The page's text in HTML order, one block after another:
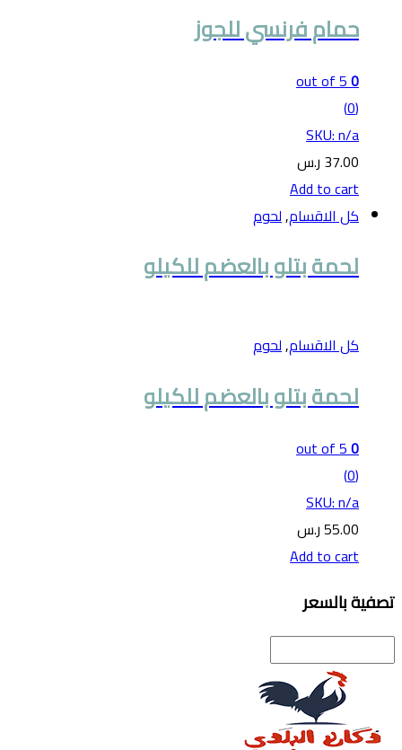
حمام فرنسي للجوز
0
out of 5
(0)
SKU: n/a
37.00 ر.س
Add to cart
كل الاقسام,لحوم
لحمة بتلو بالعضم للكيلو
كل الاقسام,لحوم
لحمة بتلو بالعضم للكيلو
0
out of 5
(0)
SKU: n/a
55.00ر.س
Add to cart
تصفية بالسعر